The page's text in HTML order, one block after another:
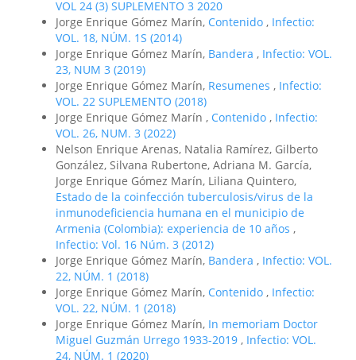
VOL 24 (3) SUPLEMENTO 3 2020
Jorge Enrique Gómez Marín, Contenido , Infectio:
VOL. 18, NÚM. 1S (2014)
Jorge Enrique Gómez Marín, Bandera , Infectio: VOL.
23, NUM 3 (2019)
Jorge Enrique Gómez Marín, Resumenes , Infectio:
VOL. 22 SUPLEMENTO (2018)
Jorge Enrique Gómez Marín , Contenido , Infectio:
VOL. 26, NUM. 3 (2022)
Nelson Enrique Arenas, Natalia Ramírez, Gilberto
González, Silvana Rubertone, Adriana M. García,
Jorge Enrique Gómez Marín, Liliana Quintero,
Estado de la coinfección tuberculosis/virus de la
inmunodeficiencia humana en el municipio de
Armenia (Colombia): experiencia de 10 años ,
Infectio: Vol. 16 Núm. 3 (2012)
Jorge Enrique Gómez Marín, Bandera , Infectio: VOL.
22, NÚM. 1 (2018)
Jorge Enrique Gómez Marín, Contenido , Infectio:
VOL. 22, NÚM. 1 (2018)
Jorge Enrique Gómez Marín, In memoriam Doctor
Miguel Guzmán Urrego 1933-2019 , Infectio: VOL.
24, NÚM. 1 (2020)